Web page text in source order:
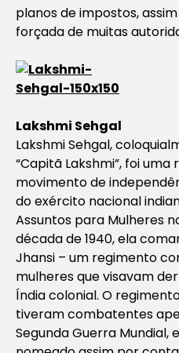
planos de impostos,
forçada de muitas
Lakshmi Sehgal
Lakshmi Sehgal,
“Capitã Lakshmi”, foi
movimento de
do exército nacional
Assuntos para Mulheres
década de 1940, ela
Jhansi – um regimento
mulheres que visavam
Índia colonial. O
tiveram combatentes
Segunda Guerra Mundial,